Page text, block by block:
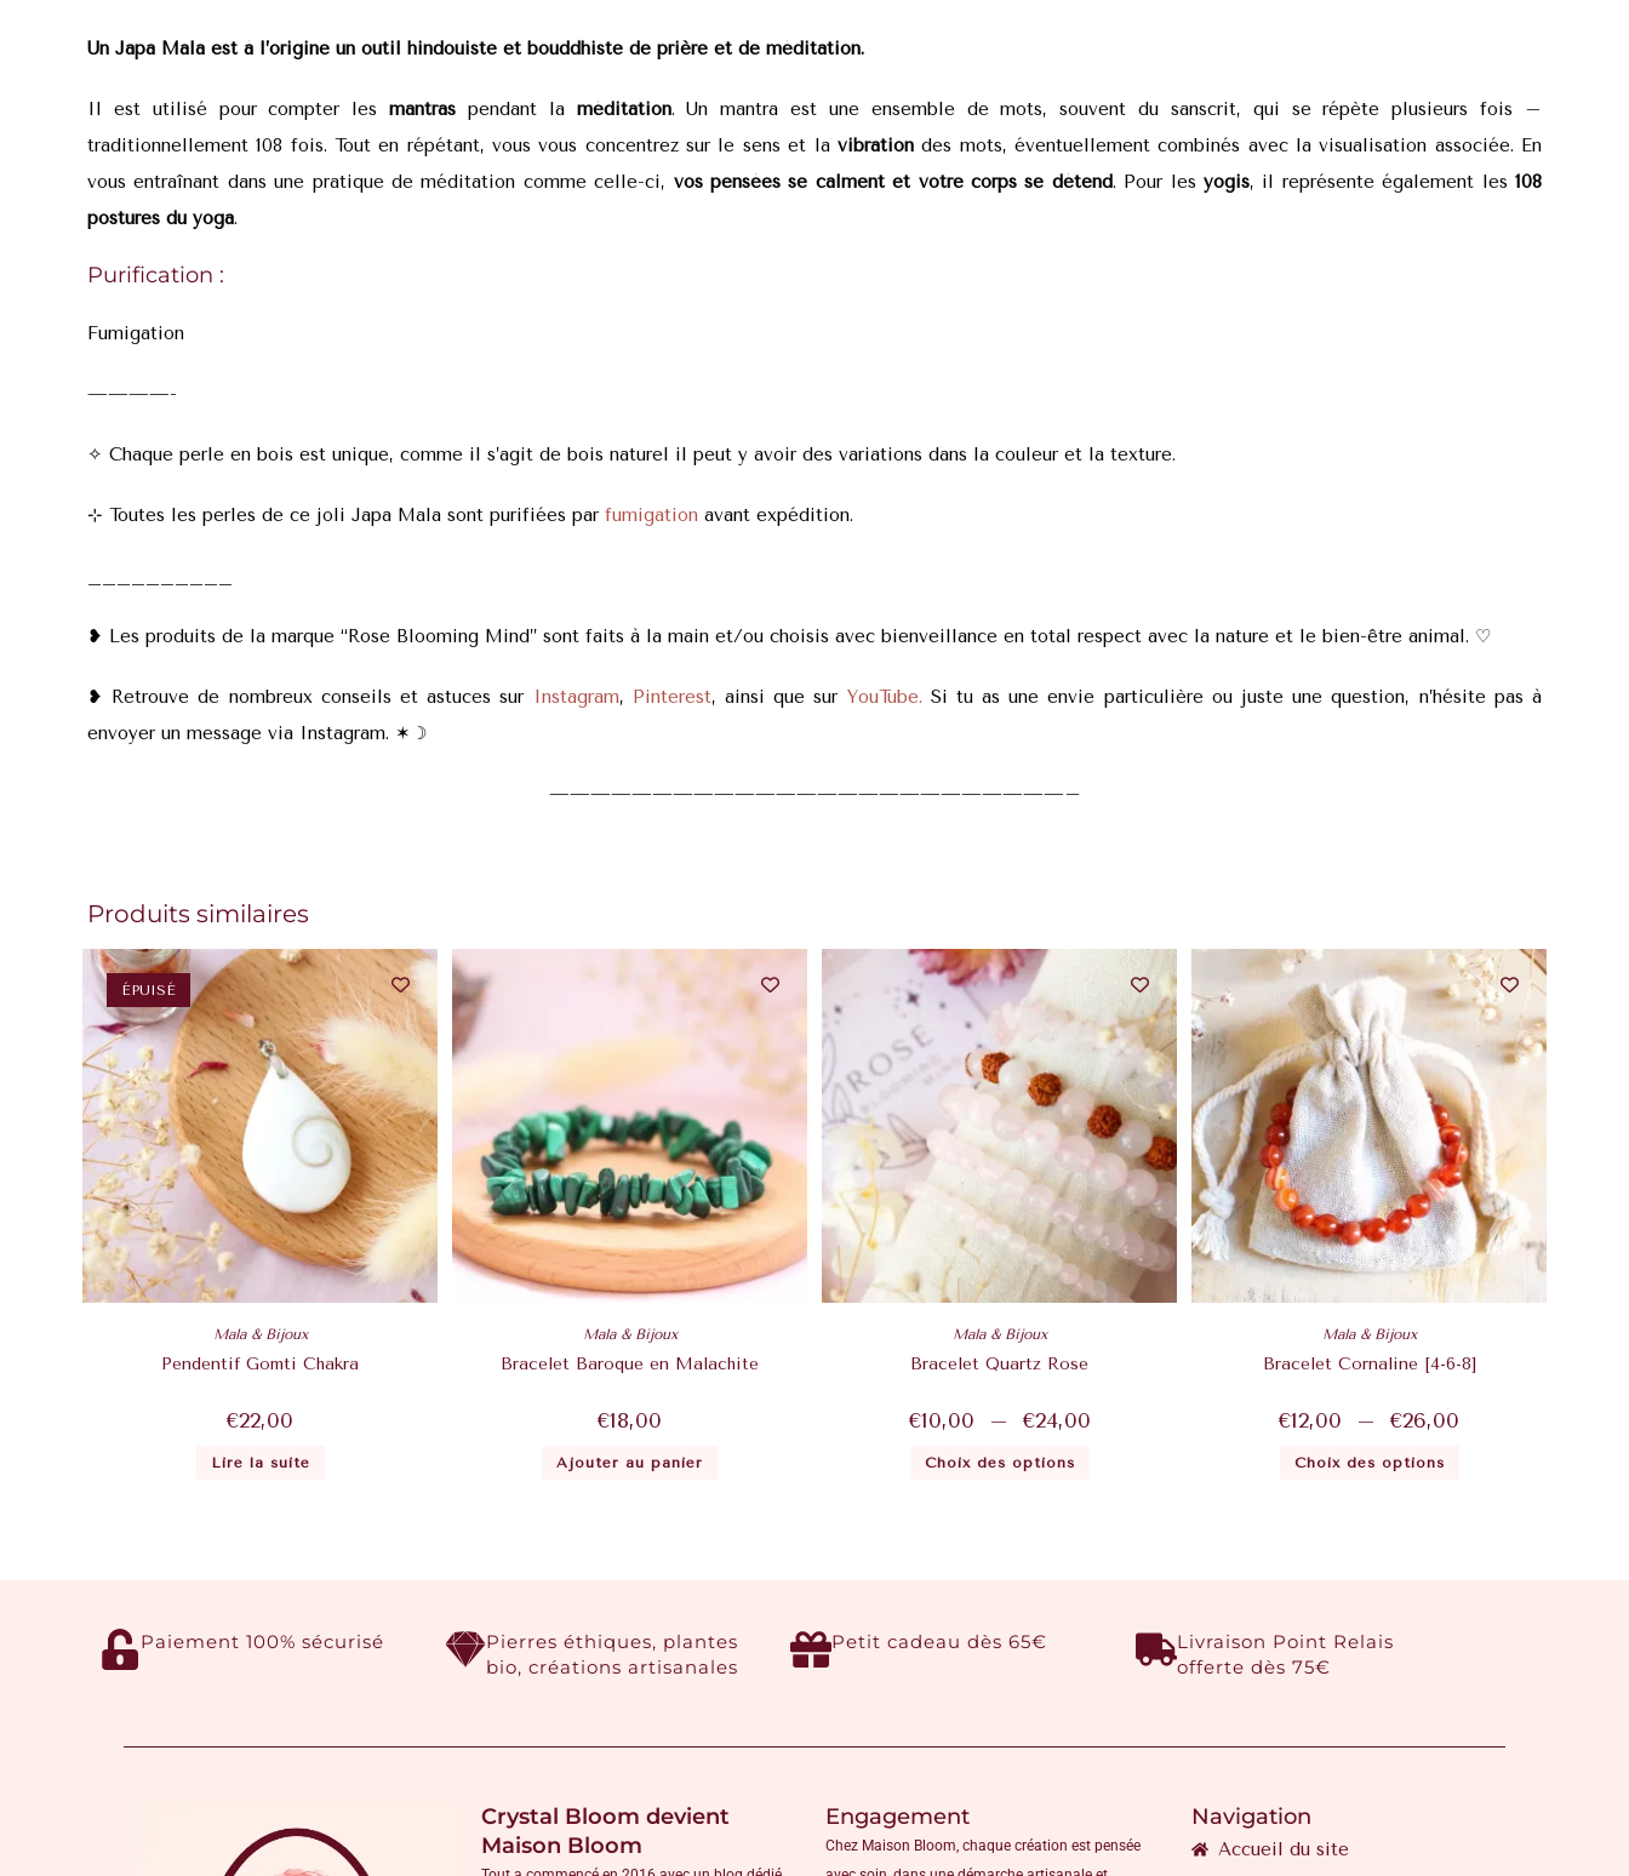
Un Japa Mala est à l’origine un outil hindouiste et bouddhiste de prière et de méditation.
Il est utilisé pour compter lesmantras pendant la méditation. Un mantra est une ensemble de mots, souvent du sanscrit, qui se répète plusieurs fois –
traditionnellement 108 fois. Tout en répétant, vous vous concentrez sur le sens et la vibrationdes mots, éventuellement combinés avec la visualisation associée. En
vous entraînant dans une pratique de méditation comme celle-ci, vos pensées se calment et votre corps se détend. Pour lesyogis, il représente également les108
postures du yoga.
Purification :
Fumigation
————-
✧ Chaque perle en bois est unique, comme il s’agit de bois naturel il peut y avoir des variations dans la couleur et la texture.
⊹ Toutes les perles de ce joli Japa Mala sont purifiées par fumigation avant expédition.
❥ Les produits de la marque “Rose Blooming Mind” sont faits à la main et/ou choisis avec bienveillance en total respect avec la nature et le bien-être animal. ♡
❥ Retrouve de nombreux conseils et astuces sur Instagram, Pinterest, ainsi que sur YouTube. Si tu as une envie particulière ou juste une question, n’hésite pas à
envoyer un message via Instagram. ✶ ☽
—————————————————————————–
Produits similaires
ÉPUISÉ
Mala & Bijoux
Pendentif Gomti Chakra
€22,00
Lire la suite
Mala & Bijoux
Bracelet Baroque en Malachite
€18,00
Ajouter au panier
Mala & Bijoux
Bracelet Quartz Rose
€10,00 – €24,00
Choix des options
Mala & Bijoux
Bracelet Cornaline [4-6-8]
€12,00 – €26,00
Choix des options
Paiement 100% sécurisé
Pierres éthiques, plantes
bio, créations artisanales
Petit cadeau dès 65€
Livraison Point Relais
offerte dès 75€
Crystal Bloom devient
Maison Bloom
Engagement
Chez Maison Bloom, chaque création est pensée
Navigation
Accueil du site